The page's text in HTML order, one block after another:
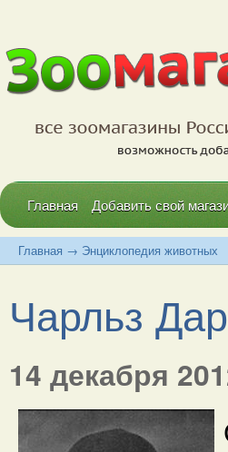
Главная Добавить свой
Главная → Энциклопедия животных
Чарльз
14 декабря